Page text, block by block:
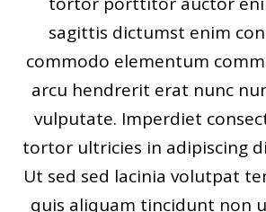
sagittis dictumst enim
commodo elementum
arcu hendrerit erat nunc
vulputate. Imperdiet
tortor ultricies in adipiscing
Ut sed sed lacinia volutpat
quis aliquam tincidunt non